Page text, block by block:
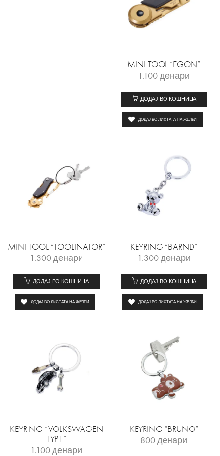
MINI TOOL “EGON”
1.100денари
ДОДАЈ ВО КОШНИЦА
ДОДАЈ ВО ЛИСТАТА НА ЖЕЛБИ
MINI TOOL “TOOLINATOR”
1.300денари
ДОДАЈ ВО КОШНИЦА
ДОДАЈ ВО ЛИСТАТА НА ЖЕЛБИ
KEYRING “BÄRND”
1.300денари
ДОДАЈ ВО КОШНИЦА
ДОДАЈ ВО ЛИСТАТА НА ЖЕЛБИ
KEYRING “VOLKSWAGEN
TYP1”
1.100денари
KEYRING “BRUNO”
800денари